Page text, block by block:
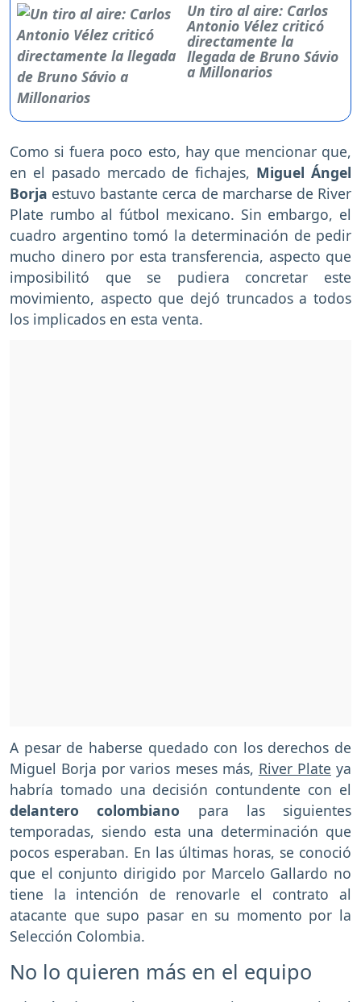
Un tiro al aire: Carlos
Antonio Vélez criticó
directamente la
llegada de Bruno Sávio
a Millonarios
Como si fuera poco esto, hay que mencionar que,
en el pasado mercado de fichajes, Miguel Ángel
Borja estuvo bastante cerca de marcharse de River
Plate rumbo al fútbol mexicano. Sin embargo, el
cuadro argentino tomó la determinación de pedir
mucho dinero por esta transferencia, aspecto que
imposibilitó que se pudiera concretar este
movimiento, aspecto que dejó truncados a todos
los implicados en esta venta.
A pesar de haberse quedado con los derechos de
Miguel Borja por varios meses más, River Plate ya
habría tomado una decisión contundente con el
delantero colombiano para las siguientes
temporadas, siendo esta una determinación que
pocos esperaban. En las últimas horas, se conoció
que el conjunto dirigido por Marcelo Gallardo no
tiene la intención de renovarle el contrato al
atacante que supo pasar en su momento por la
Selección Colombia.
No lo quieren más en el equipo